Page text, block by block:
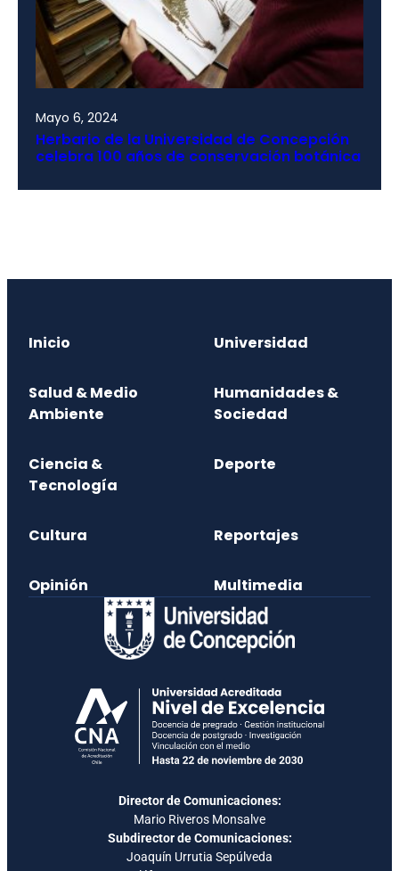
Mayo 6, 2024
Herbario de la Universidad de Concepción
celebra 100 años de conservación botánica
Inicio Universidad
Salud & Medio
Ambiente
Humanidades &
Sociedad
Ciencia &
Tecnología
Deporte
Cultura Reportajes
Opinión Multimedia
Director de Comunicaciones:
Mario Riveros Monsalve
Subdirector de Comunicaciones:
Joaquín Urrutia Sepúlveda